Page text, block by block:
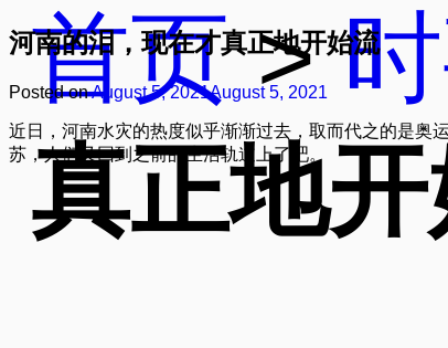
首页>
真正地
河南的泪，现在才真正地开始流
Posted onAugust 5, 2021August 5, 2021
近日，河南水灾的热度似乎渐渐过去，取而代之的是奥
苏，人们又回到之前的生活轨道上了吧。